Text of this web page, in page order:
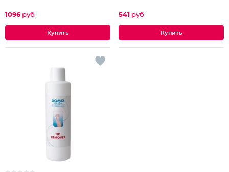
в 1, 1000 мл
1096 руб
в 1, 255 мл помпа
541 руб